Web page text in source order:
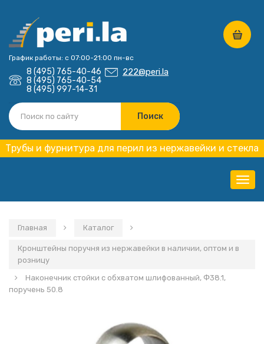
График работы: с 07:00-21:00 пн-вс
8 (495) 765-40-46
8 (495) 765-40-54
8 (495) 997-14-31
222@peri.la
Трубы и фурнитура для перил из нержавейки и стекла
Главная Каталог
Кронштейны поручня из нержавейки в наличии, оптом и в
розницу
Наконечник стойки с обхватом шлифованный, Ф38.1,
поручень 50.8